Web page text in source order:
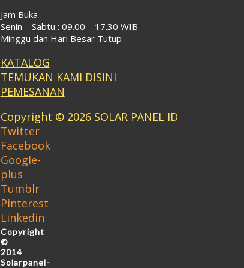
Jam Buka :
Senin – Sabtu : 09.00 – 17.30 WIB
Minggu dan Hari Besar Tutup
KATALOG
TEMUKAN KAMI DISINI
PEMESANAN
Copyright © 2026 SOLAR PANEL ID
Twitter
Facebook
Google-
plus
Tumblr
Pinterest
Linkedin
Copyright
©
2014
Solarpanel-